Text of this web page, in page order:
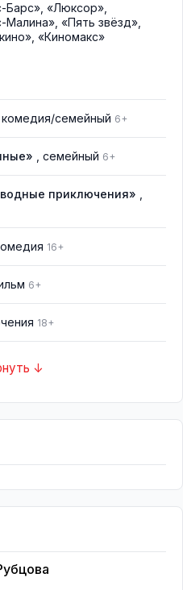
Барс» «Люксор»
Малина» «Пять звёзд»
«Киномакс»
, комедия/семейный 6+
, семейный 6+
приключения»
16+
6+
18+
↓